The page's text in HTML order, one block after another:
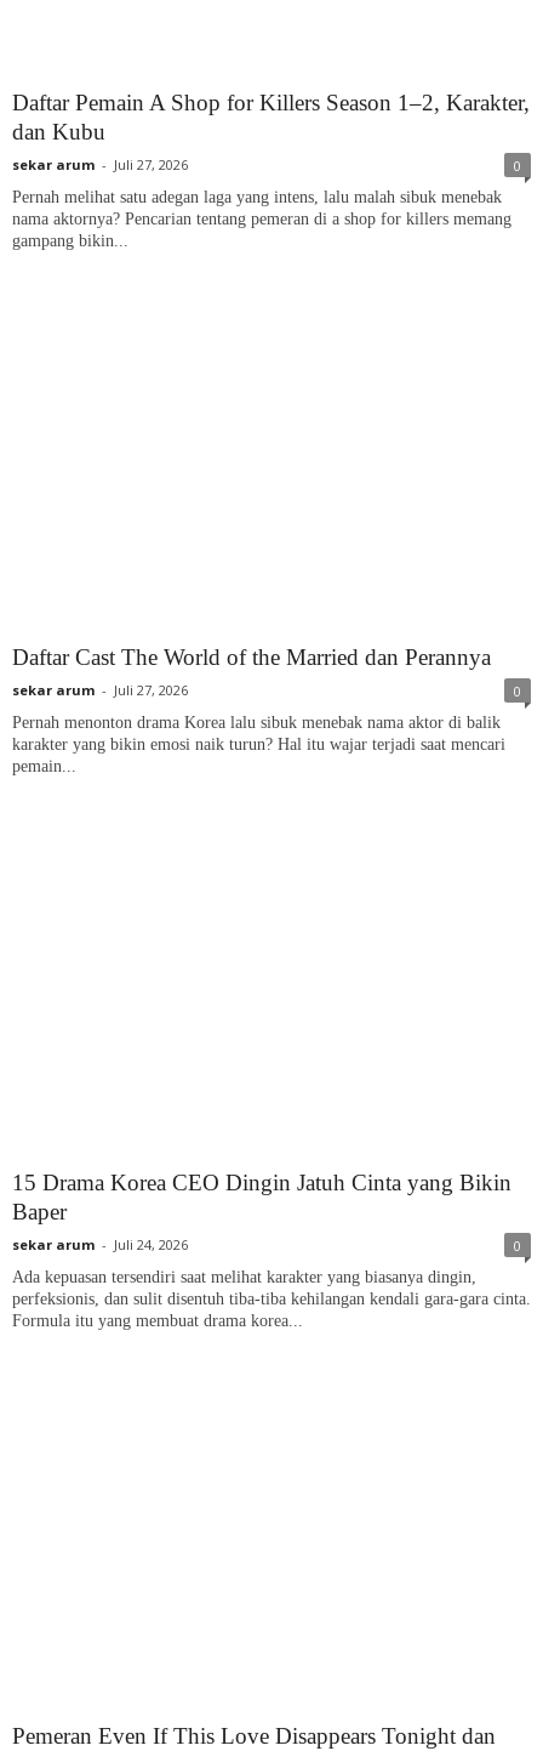
Daftar Pemain A Shop for Killers Season 1–2, Karakter,
dan Kubu
sekar arum - Juli 27, 2026
0
Pernah melihat satu adegan laga yang intens, lalu malah sibuk menebak
nama aktornya? Pencarian tentang pemeran di a shop for killers memang
gampang bikin...
Daftar Cast The World of the Married dan Perannya
sekar arum - Juli 27, 2026
0
Pernah menonton drama Korea lalu sibuk menebak nama aktor di balik
karakter yang bikin emosi naik turun? Hal itu wajar terjadi saat mencari
pemain...
15 Drama Korea CEO Dingin Jatuh Cinta yang Bikin
Baper
sekar arum - Juli 24, 2026
0
Ada kepuasan tersendiri saat melihat karakter yang biasanya dingin,
perfeksionis, dan sulit disentuh tiba-tiba kehilangan kendali gara-gara cinta.
Formula itu yang membuat drama korea...
Pemeran Even If This Love Disappears Tonight dan